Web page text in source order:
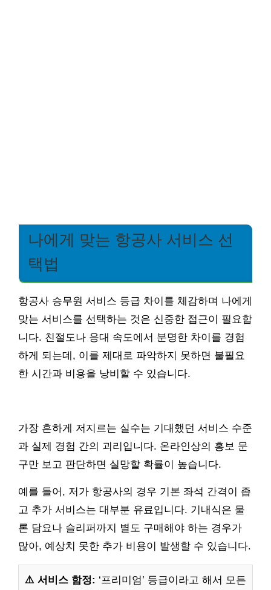
나에게 맞는 항공사 서비스 선
택법
항공사 승무원 서비스 등급 차이를 체감하며 나에게
맞는 서비스를 선택하는 것은 신중한 접근이 필요합
니다. 친절도나 응대 속도에서 분명한 차이를 경험
하게 되는데, 이를 제대로 파악하지 못하면 불필요
한 시간과 비용을 낭비할 수 있습니다.
가장 흔하게 저지르는 실수는 기대했던 서비스 수준
과 실제 경험 간의 괴리입니다. 온라인상의 홍보 문
구만 보고 판단하면 실망할 확률이 높습니다.
예를 들어, 저가 항공사의 경우 기본 좌석 간격이 좁
고 추가 서비스는 대부분 유료입니다. 기내식은 물
론 담요나 슬리퍼까지 별도 구매해야 하는 경우가
많아, 예상치 못한 추가 비용이 발생할 수 있습니다.
⚠️ 서비스 함정: ‘프리미엄’ 등급이라고 해서 모든